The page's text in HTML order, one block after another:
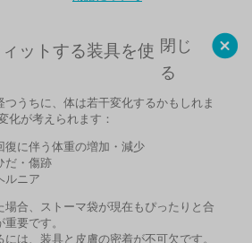
閉じ
る
ットする装具を使
うちに、体は若干変化するかもしれま
化が考えられます：
復に伴う体重の増加・減少
だ・傷跡
ルニア
場合、ストーマ袋が現在もぴったりと合
要です。
は、装具と皮膚の密着が不可欠です。